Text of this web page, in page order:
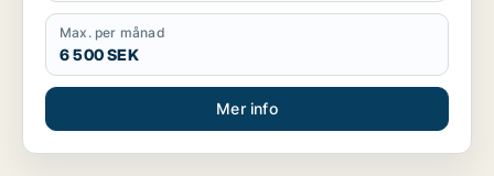
Max. per månad
6 500 SEK
Mer info